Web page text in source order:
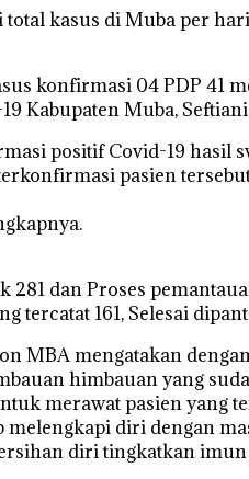
kasus di Muba per
konfirmasi 04 PDP 41
Kabupaten Muba,
positif Covid-19 hasil
pasien
dan Proses
tercatat 161, Selesai
MBA mengatakan
himbauan yang
merawat pasien
diri dengan
diri tingkatkan